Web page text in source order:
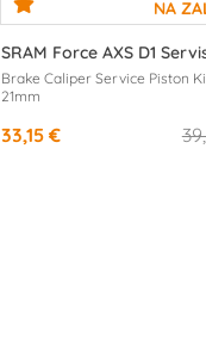
SRAM Force AXS D1
Brake Caliper Service Piston
21mm
33,15 €